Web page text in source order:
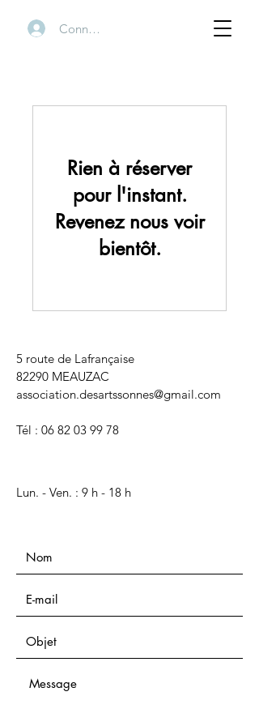
Connexion
Rien à réserver
pour l'instant.
Revenez nous voir
bientôt.
5 route de Lafrançaise
82290 MEAUZAC
association.desartssonnes@gmail.com
Tél : 06 82 03 99 78
Lun. - Ven. : 9 h - 18 h